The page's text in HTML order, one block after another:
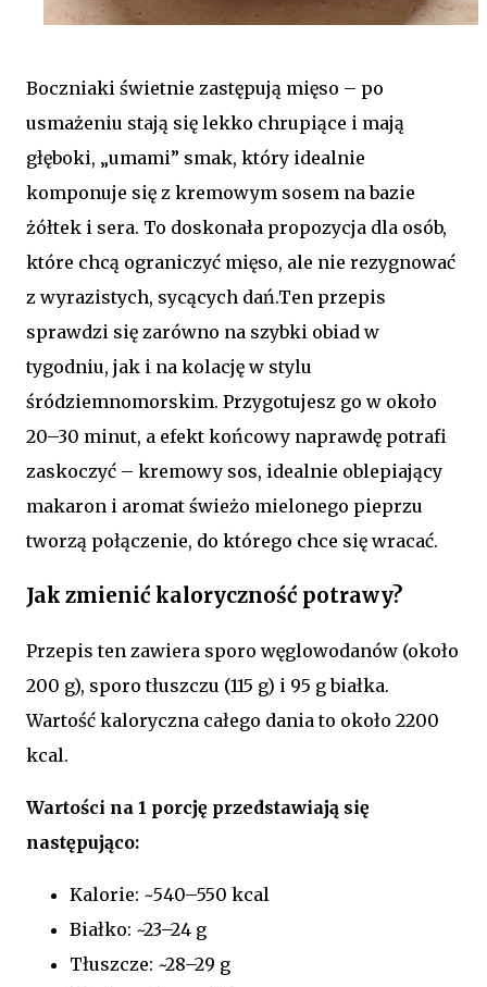
Boczniaki świetnie zastępują mięso – po
usmażeniu stają się lekko chrupiące i mają
głęboki, „umami” smak, który idealnie
komponuje się z kremowym sosem na bazie
żółtek i sera. To doskonała propozycja dla osób,
które chcą ograniczyć mięso, ale nie rezygnować
z wyrazistych, sycących dań.Ten przepis
sprawdzi się zarówno na szybki obiad w
tygodniu, jak i na kolację w stylu
śródziemnomorskim. Przygotujesz go w około
20–30 minut, a efekt końcowy naprawdę potrafi
zaskoczyć – kremowy sos, idealnie oblepiający
makaron i aromat świeżo mielonego pieprzu
tworzą połączenie, do którego chce się wracać.
Jak zmienić kaloryczność potrawy?
Przepis ten zawiera sporo węglowodanów (około
200 g), sporo tłuszczu (115 g) i 95 g białka.
Wartość kaloryczna całego dania to około 2200
kcal.
Wartości na 1 porcję przedstawiają się
następująco:
Kalorie: ~540–550 kcal
Białko: ~23–24 g
Tłuszcze: ~28–29 g